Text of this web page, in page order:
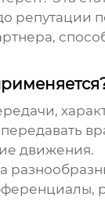
движения.